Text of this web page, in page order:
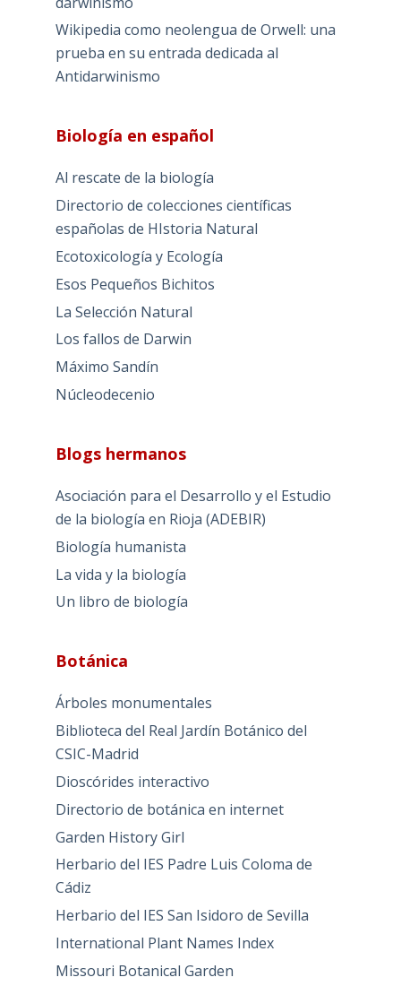
Wikipedia como neolengua de Orwell: una
prueba en su entrada dedicada al
Antidarwinismo
Biología en español
Al rescate de la biología
Directorio de colecciones científicas
españolas de HIstoria Natural
Ecotoxicología y Ecología
Esos Pequeños Bichitos
La Selección Natural
Los fallos de Darwin
Máximo Sandín
Núcleodecenio
Blogs hermanos
Asociación para el Desarrollo y el Estudio
de la biología en Rioja (ADEBIR)
Biología humanista
La vida y la biología
Un libro de biología
Botánica
Árboles monumentales
Biblioteca del Real Jardín Botánico del
CSIC-Madrid
Dioscórides interactivo
Directorio de botánica en internet
Garden History Girl
Herbario del IES Padre Luis Coloma de
Cádiz
Herbario del IES San Isidoro de Sevilla
International Plant Names Index
Missouri Botanical Garden